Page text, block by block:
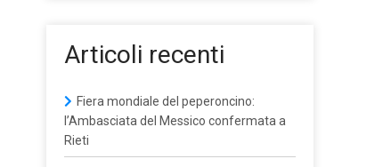
Articoli recenti
Fiera mondiale del peperoncino:
l’Ambasciata del Messico confermata a
Rieti